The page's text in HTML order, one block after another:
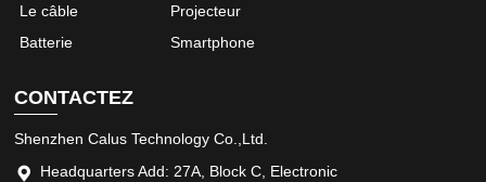
Le câble
Batterie
Projecteur
Smartphone
CONTACTEZ
Shenzhen Calus Technology Co.,Ltd.
Headquarters Add: 27A, Block C, Electronic